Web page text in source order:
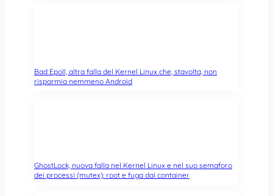
Bad Epoll, altra falla del Kernel Linux che, stavolta, non
risparmia nemmeno Android
GhostLock, nuova falla nel Kernel Linux e nel suo semaforo
dei processi (mutex): root e fuga dai container